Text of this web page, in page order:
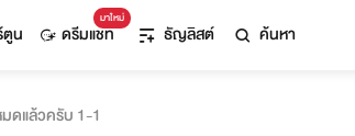
น
มาใหม่
ดรีมแชท ธัญลิสต์ ค้นหา
ไปหมดแล้วครับ 1-1